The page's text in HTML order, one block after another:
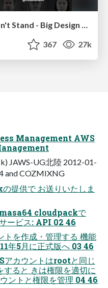
Dealing with People You Can't Stand - Big Design 2015
367 27k
Management AWS
JAWS-UG北陸 2012-01-
and COZMIXNG
提供で お送りいたしま
cloudpackで
ービス: API 02 46
を作成・管理する 機能
年5月に正式版へ 03 46
カウントはrootと同じ
ると きは権限を適切に
ントと権限を管理 04 46